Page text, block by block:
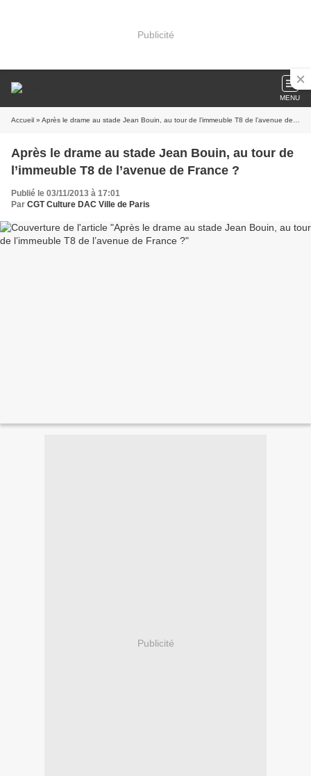
Publicité
MENU
Accueil » Après le drame au stade Jean Bouin, au tour de l’immeuble T8 de l’avenue de France ?
Après le drame au stade Jean Bouin, au tour de
l’immeuble T8 de l’avenue de France ?
Publié le 03/11/2013 à 17:01
Par CGT Culture DAC Ville de Paris
Publicité